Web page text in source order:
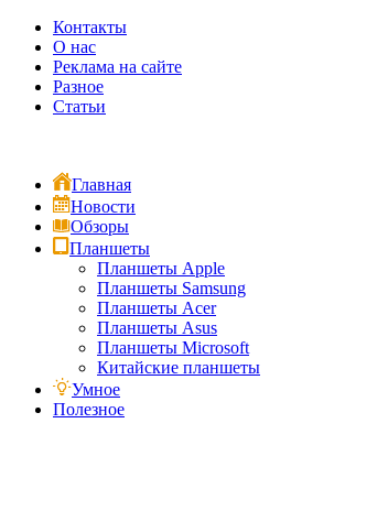
Контакты
О нас
Реклама на сайте
Разное
Статьи
Главная
Новости
Обзоры
Планшеты
Планшеты Apple
Планшеты Samsung
Планшеты Acer
Планшеты Asus
Планшеты Microsoft
Китайские планшеты
Умное
Полезное